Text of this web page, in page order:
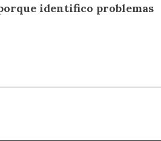
identifico problemas